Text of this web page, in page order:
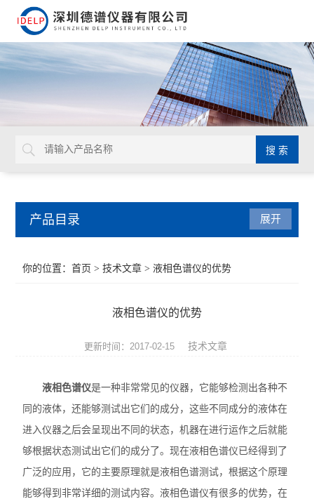
产品目录
ROHS分析仪
卤素检测仪
环保检测仪
液相色谱仪
展开
你的位置：首页 >技术文章 > 液相色谱仪的优势
液相色谱仪的优势
更新时间：2017-02-15 技术文章
液相色谱仪是一种非常常见的仪器，它能够检测出各种不
同的液体，还能够测试出它们的成分，这些不同成分的液体在
进入仪器之后会呈现出不同的状态，机器在进行运作之后就能
够根据状态测试出它们的成分了。现在液相色谱仪已经得到了
广泛的应用，它的主要原理就是液相色谱测试，根据这个原理
能够得到非常详细的测试内容。液相色谱仪有很多的优势，在